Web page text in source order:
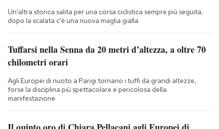
Un'altra storica salita per una corsa ciclistica sempre più seguita;
dopo la scalata c'è una nuova maglia gialla
Tuffarsi nella Senna da 20 metri d’altezza, a oltre 70
chilometri orari
Agli Europei di nuoto a Parigi tornano i tuffi da grandi altezze,
forse la disciplina più spettacolare e pericolosa della
manifestazione